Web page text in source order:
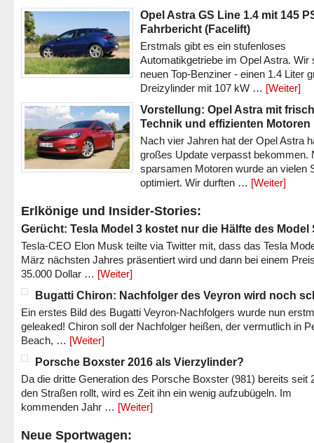
Opel Astra GS Line 1.4 mit 145
Fahrbericht (Facelift)
Erstmals gibt es ein stufenloses
Automatikgetriebe im Opel Astra. Wir
neuen Top-Benziner - einen 1.4 Liter
Dreizylinder mit 107 kW … [Weiter]
Vorstellung: Opel Astra mit
Technik und effizienten Motoren
Nach vier Jahren hat der Opel Astra
großes Update verpasst bekommen.
sparsamen Motoren wurde an vielen
optimiert. Wir durften … [Weiter]
Erlkönige und Insider-Stories:
Gerücht: Tesla Model 3 kostet nur die Hälfte des Model
Tesla-CEO Elon Musk teilte via Twitter mit, dass das Tesla
März nächsten Jahres präsentiert wird und dann bei einem
35.000 Dollar … [Weiter]
Bugatti Chiron: Nachfolger des Veyron wird noch
Ein erstes Bild des Bugatti Veyron-Nachfolgers wurde nun
geleaked! Chiron soll der Nachfolger heißen, der vermutlich in
Beach, … [Weiter]
Porsche Boxster 2016 als Vierzylinder?
Da die dritte Generation des Porsche Boxster (981) bereits seit
den Straßen rollt, wird es Zeit ihn ein wenig aufzubügeln. Im
kommenden Jahr … [Weiter]
Neue Sportwagen: